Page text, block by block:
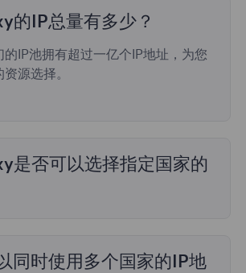
的IP总量有多少？
的IP池拥有超过一亿个IP地址，为您
源选择。
是否可以选择指定国家的
； 静态住宅代理提供36个国家的代
同时使用多个国家的IP地